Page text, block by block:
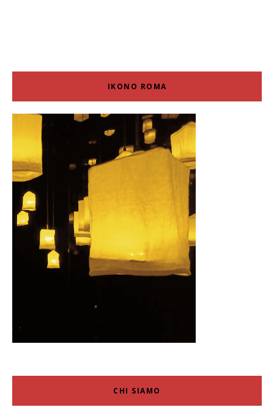
IKONO ROMA
CHI SIAMO